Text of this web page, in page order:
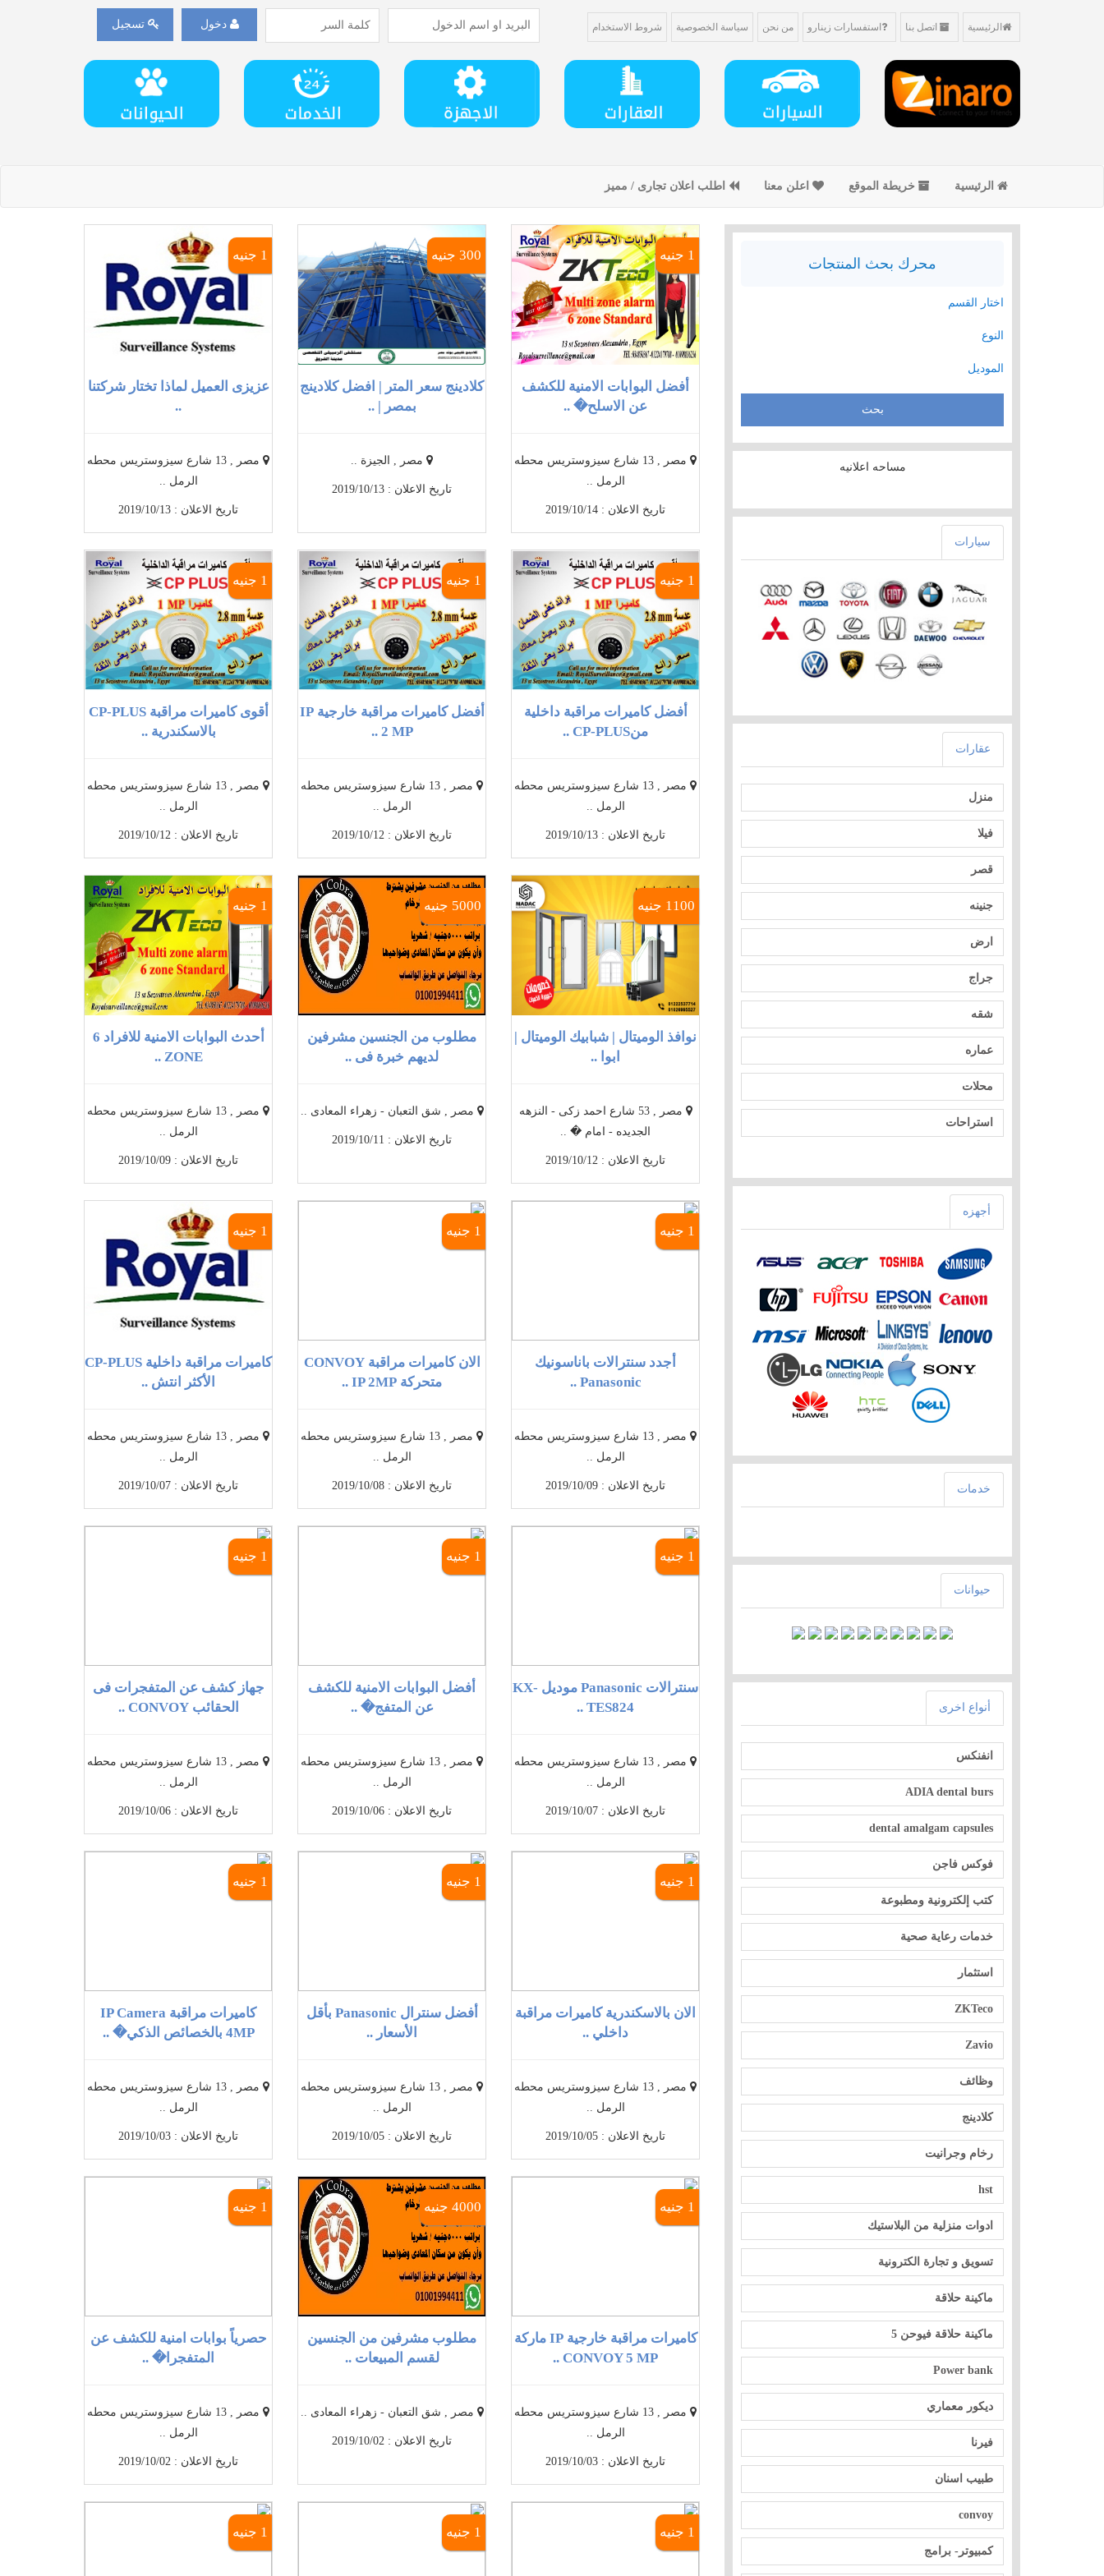
الرئيسية اتصل بنا استفسارات زينارو من نحن سياسة الخصوصية شروط الاستخدام دخول تسجيل
الرئيسية خريطة الموقع اعلن معنا اطلب اعلان تجارى / مميز
محرك بحث المنتجات
اختار القسم
النوع
الموديل
مساحه اعلانيه
سيارات
عقارات
منزل
فيلا
قصر
جنينه
ارض
جراج
شقه
عماره
محلات
استراحات
أجهزه
خدمات
حيوانات
أنواع اخرى
انفنكس
ADIA dental burs
dental amalgam capsules
فوكس فاجن
كتب إلكترونية ومطبوعة
خدمات رعاية صحية
استثمار
ZKTeco
Zavio
وظائف
كلادينج
رخام وجرانيت
hst
ادوات منزلية من البلاستيك
تسويق و تجارة الكترونية
ماكينة حلاقة
ماكينة حلاقة فيوحن 5
Power bank
ديكور معماري
فيرنا
طبيب اسنان
convoy
كمبيوتر- برامج
1 جنيه
أفضل البوابات الامنية للكشف
عن الاسلح� ..
مصر , 13 شارع سيزوستريس محطه
الرمل ..
تاريخ الاعلان : 2019/10/14
300 جنيه
كلادينج سعر المتر | افضل كلادينج
بمصر | ..
مصر , الجيزة ..
تاريخ الاعلان : 2019/10/13
1 جنيه
عزيزى العميل لماذا تختار شركتنا
..
مصر , 13 شارع سيزوستريس محطه
الرمل ..
تاريخ الاعلان : 2019/10/13
1 جنيه
أفضل كاميرات مراقبة داخلية
منCP-PLUS ..
مصر , 13 شارع سيزوستريس محطه
الرمل ..
تاريخ الاعلان : 2019/10/13
1 جنيه
أفضل كاميرات مراقبة خارجية IP
2 MP ..
مصر , 13 شارع سيزوستريس محطه
الرمل ..
تاريخ الاعلان : 2019/10/12
1 جنيه
أقوى كاميرات مراقبة CP-PLUS
بالاسكندرية ..
مصر , 13 شارع سيزوستريس محطه
الرمل ..
تاريخ الاعلان : 2019/10/12
1100 جنيه
نوافذ الوميتال | شبابيك الوميتال |
ابوا ..
مصر , 53 شارع احمد زكى - النزهه
الجديده - امام � ..
تاريخ الاعلان : 2019/10/12
5000 جنيه
مطلوب من الجنسين مشرفين
لديهم خبرة فى ..
مصر , شق التعبان - زهراء المعادى ..
تاريخ الاعلان : 2019/10/11
1 جنيه
أحدث البوابات الامنية للافراد 6
ZONE ..
مصر , 13 شارع سيزوستريس محطه
الرمل ..
تاريخ الاعلان : 2019/10/09
1 جنيه
أجدد سنترالات باناسونيك
Panasonic ..
مصر , 13 شارع سيزوستريس محطه
الرمل ..
تاريخ الاعلان : 2019/10/09
1 جنيه
الان كاميرات مراقبة CONVOY
متحركة IP 2MP ..
مصر , 13 شارع سيزوستريس محطه
الرمل ..
تاريخ الاعلان : 2019/10/08
1 جنيه
كاميرات مراقبة داخلية CP-PLUS
الأكثر انتش ..
مصر , 13 شارع سيزوستريس محطه
الرمل ..
تاريخ الاعلان : 2019/10/07
1 جنيه
سنترالات Panasonic موديل KX-
TES824 ..
مصر , 13 شارع سيزوستريس محطه
الرمل ..
تاريخ الاعلان : 2019/10/07
1 جنيه
أفضل البوابات الامنية للكشف
عن المتفج� ..
مصر , 13 شارع سيزوستريس محطه
الرمل ..
تاريخ الاعلان : 2019/10/06
1 جنيه
جهاز كشف عن المتفجرات فى
الحقائب CONVOY ..
مصر , 13 شارع سيزوستريس محطه
الرمل ..
تاريخ الاعلان : 2019/10/06
1 جنيه
الان بالاسكندرية كاميرات مراقبة
داخلي ..
مصر , 13 شارع سيزوستريس محطه
الرمل ..
تاريخ الاعلان : 2019/10/05
1 جنيه
أفضل سنترال Panasonic بأقل
الأسعار ..
مصر , 13 شارع سيزوستريس محطه
الرمل ..
تاريخ الاعلان : 2019/10/05
1 جنيه
كاميرات مراقبة IP Camera
4MP بالخصائص الذكي� ..
مصر , 13 شارع سيزوستريس محطه
الرمل ..
تاريخ الاعلان : 2019/10/03
1 جنيه
كاميرات مراقبة خارجية IP ماركة
CONVOY 5 MP ..
مصر , 13 شارع سيزوستريس محطه
الرمل ..
تاريخ الاعلان : 2019/10/03
4000 جنيه
مطلوب مشرفين من الجنسين
لقسم المبيعات ..
مصر , شق التعبان - زهراء المعادى ..
تاريخ الاعلان : 2019/10/02
1 جنيه
حصرياً بوابات امنية للكشف عن
المتفجرا� ..
مصر , 13 شارع سيزوستريس محطه
الرمل ..
تاريخ الاعلان : 2019/10/02
1 جنيه 1 جنيه 1 جنيه